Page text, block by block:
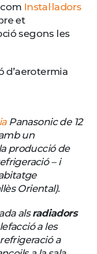
Instal·ladors
et
segons les
d’aerotermia
Panasonic de 12
un
producció de
– i
Oriental).
alsradiadors
a les
a